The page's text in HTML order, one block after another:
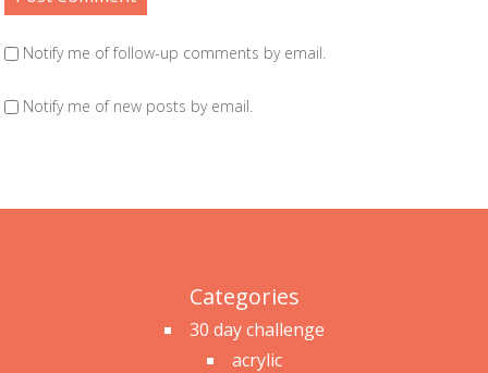
Notify me of follow-up comments by email.
Notify me of new posts by email.
Categories
30 day challenge
acrylic